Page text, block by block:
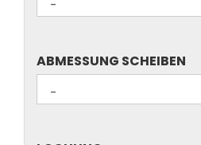
ABMESSUNG
SCHEIBEN
ABMESSUNG SCHEIBEN